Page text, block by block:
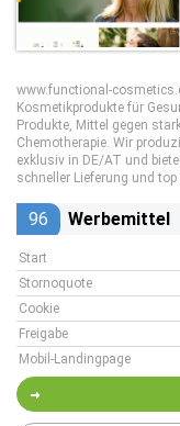
www.functional-
Kosmetikprodukte für
Produkte, Mittel gegen
Chemotherapie. Wir
exklusiv in DE/AT und
schneller Lieferung und top
96 Werbemittel
Start
Stornoquote
Cookie
Freigabe
Mobil-Landingpage